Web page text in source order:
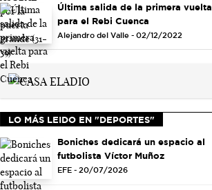
Última salida de la primera vuelta
para el Rebi Cuenca
Alejandro del Valle - 02/12/2022
LO MÁS LEIDO EN "DEPORTES"
Boniches dedicará un espacio al
futbolista Víctor Muñoz
EFE - 20/07/2026